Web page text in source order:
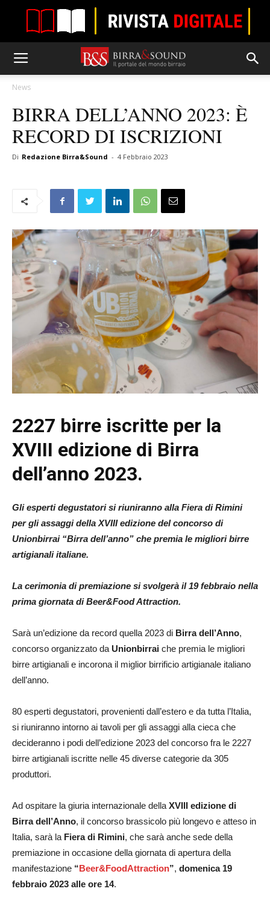
News
BIRRA DELL’ANNO 2023: È
RECORD DI ISCRIZIONI
Di Redazione Birra&Sound - 4 Febbraio 2023
2227 birre iscritte per la
XVIII edizione di Birra
dell’anno 2023.
Gli esperti degustatori si riuniranno alla Fiera di Rimini
per gli assaggi della XVIII edizione del concorso di
Unionbirrai “Birra dell’anno” che premia le migliori birre
artigianali italiane.
La cerimonia di premiazione si svolgerà il 19 febbraio nella
prima giornata di Beer&Food Attraction.
Sarà un’edizione da record quella 2023 di Birra dell’Anno,
concorso organizzato da Unionbirrai che premia le migliori
birre artigianali e incorona il miglior birrificio artigianale italiano
dell’anno.
80 esperti degustatori, provenienti dall’estero e da tutta l’Italia,
si riuniranno intorno ai tavoli per gli assaggi alla cieca che
decideranno i podi dell’edizione 2023 del concorso fra le 2227
birre artigianali iscritte nelle 45 diverse categorie da 305
produttori.
Ad ospitare la giuria internazionale della XVIII edizione di
Birra dell’Anno, il concorso brassicolo più longevo e atteso in
Italia, sarà la Fiera di Rimini, che sarà anche sede della
premiazione in occasione della giornata di apertura della
manifestazione “Beer&FoodAttraction”, domenica 19
febbraio 2023 alle ore 14.